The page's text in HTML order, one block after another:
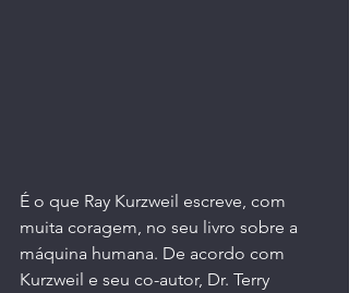
É o que Ray Kurzweil escreve, com
muita coragem, no seu livro sobre a
máquina humana. De acordo com
Kurzweil e seu co-autor, Dr. Terry